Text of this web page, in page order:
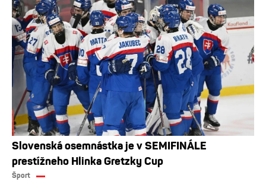
Slovenská osemnástka je v SEMIFINÁLE
prestížneho Hlinka Gretzky Cup
Šport